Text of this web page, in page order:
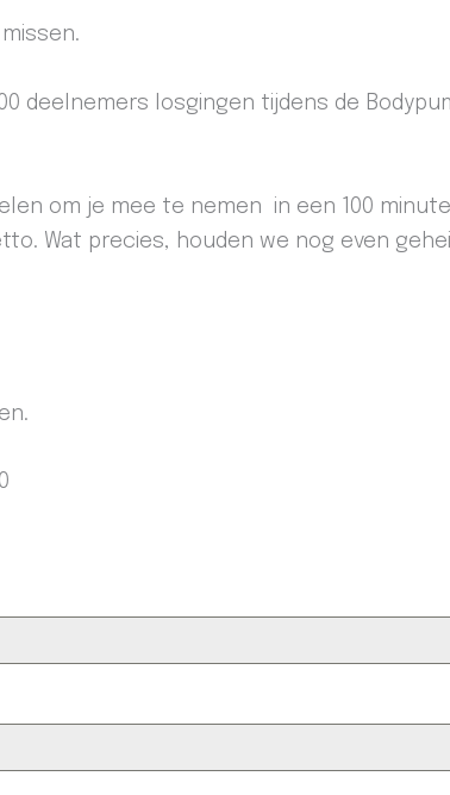
deelnemers losgingen tijdens de
om je mee te nemen in een 100
Wat precies, houden we nog even